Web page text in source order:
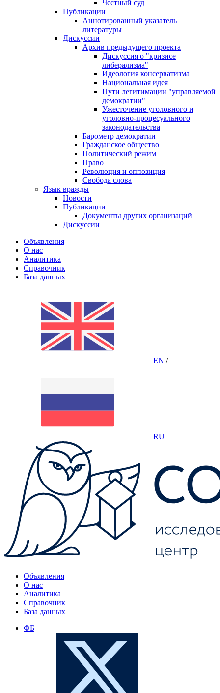
Честный суд
Публикации
Аннотированный указатель
литературы
Дискуссии
Архив предыдущего проекта
Дискуссия о "кризисе
либерализма"
Идеология консерватизма
Национальная идея
Пути легитимации "управляемой
демократии"
Ужесточение уголовного и
уголовно-процесуального
законодательства
Барометр демократии
Гражданское общество
Политический режим
Право
Революция и оппозиция
Свобода слова
Язык вражды
Новости
Публикации
Документы других организаций
Дискуссии
Объявления
О нас
Аналитика
Справочник
База данных
EN /
RU
Объявления
О нас
Аналитика
Справочник
База данных
ФБ